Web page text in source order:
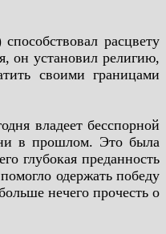
расцвету
он установил религию,
своими границами
владеет бесспорной
в прошлом. Это была
глубокая преданность
одержать победу
нечего прочесть о